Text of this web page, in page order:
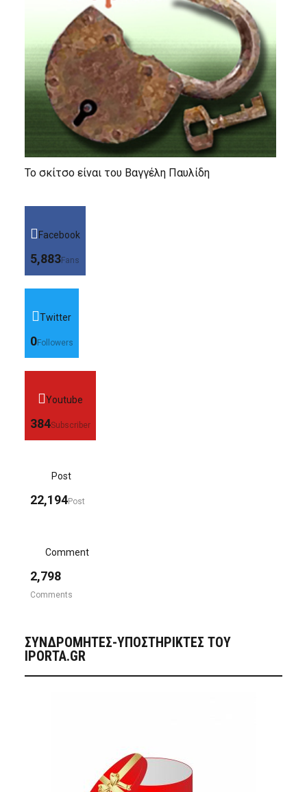
Το σκίτσο είναι του Βαγγέλη Παυλίδη
Facebook
5,883Fans
Twitter
0Followers
Youtube
384Subscriber
Post
22,194Post
Comment
2,798
Comments
ΣΥΝΔΡΟΜΗΤΈΣ-ΥΠΟΣΤΗΡΙΚΤΈΣ ΤΟΥ
IPORTA.GR